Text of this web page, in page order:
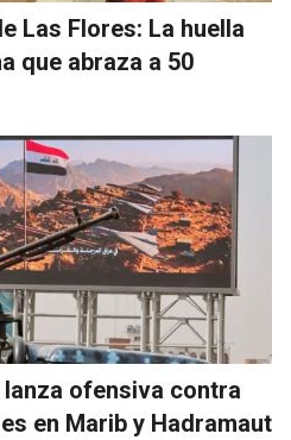
Las Flores: La huella
que abraza a 50
lanza ofensiva contra
en Marib y Hadramaut